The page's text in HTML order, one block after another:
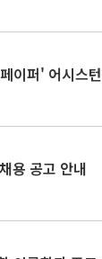
이퍼' 어시스
용 공고 안내